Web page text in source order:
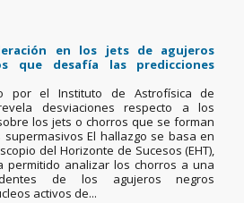
en los jets de agujeros
que desafía las predicciones
por el Instituto de Astrofísica de
revela desviaciones respecto a los
los jets o chorros que se forman
El hallazgo se basa en
del Horizonte de Sucesos (EHT),
permitido analizar los chorros a una
de los agujeros negros
activos de...